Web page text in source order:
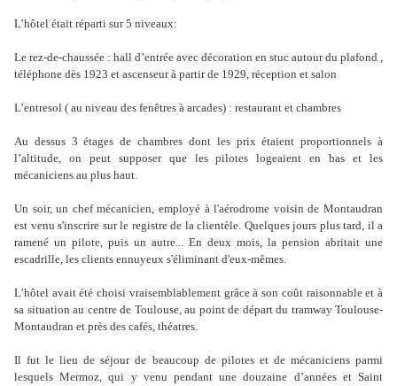
L’hôtel était réparti sur 5 niveaux:
Le rez-de-chaussée : hall d’entrée avec décoration en stuc autour du plafond ,
téléphone dès 1923 et ascenseur à partir de 1929, réception et salon
L’entresol ( au niveau des fenêtres à arcades) : restaurant et chambres
Au dessus 3 étages de chambres dont les prix étaient proportionnels à
l’altitude, on peut supposer que les pilotes logeaient en bas et les
mécaniciens au plus haut.
Un soir, un chef mécanicien, employé à l'aérodrome voisin de Montaudran
est venu s'inscrire sur le registre de la clientèle. Quelques jours plus tard, il a
ramené un pilote, puis un autre... En deux mois, la pension abritait une
escadrille, les clients ennuyeux s'éliminant d'eux-mêmes.
L’hôtel avait été choisi vraisemblablement grâce à son coût raisonnable et à
sa situation au centre de Toulouse, au point de départ du tramway Toulouse-
Montaudran et près des cafés, théatres.
Il fut le lieu de séjour de beaucoup de pilotes et de mécaniciens parmi
lesquels Mermoz, qui y venu pendant une douzaine d’années et Saint